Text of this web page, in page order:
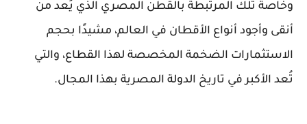
وخاصة تلك المرتبطة بالقطن المصري الذي يُعد من
أنقى وأجود أنواع الأقطان في العالم، مشيدًا بحجم
الاستثمارات الضخمة المخصصة لهذا القطاع، والتي
تُعد الأكبر في تاريخ الدولة المصرية بهذا المجال.